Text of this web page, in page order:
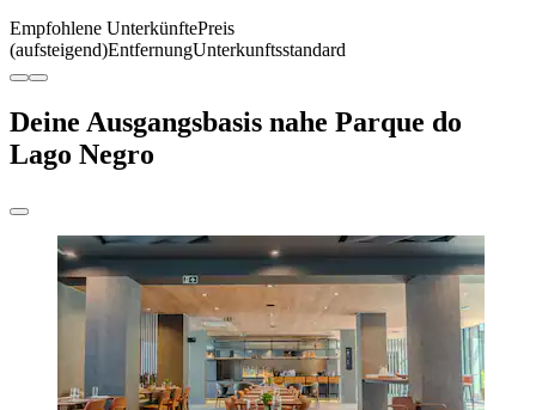
Empfohlene UnterkünftePreis
(aufsteigend)EntfernungUnterkunftsstandard
Deine Ausgangsbasis nahe Parque do
Lago Negro